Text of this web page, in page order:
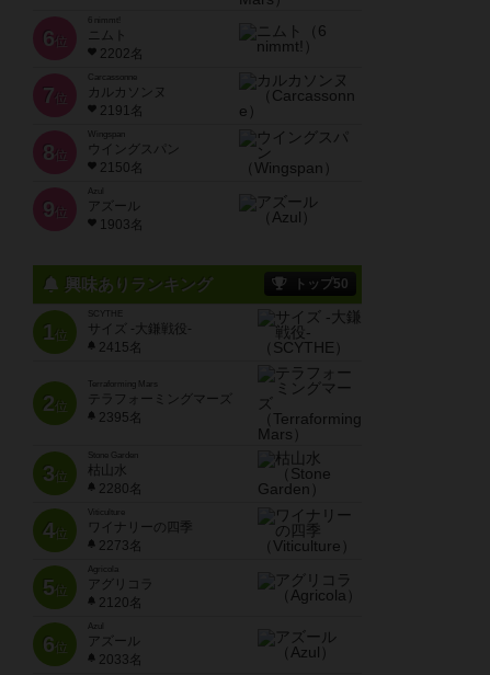
6 位
ニムト
2202名
7 位
Carcassonne
カルカソンヌ
2191名
8 位
Wingspan
ウイングスパン
2150名
9 位
Azul
アズール
1903名
興味ありランキング トップ50
1位
SCYTHE
サイズ -大鎌戦役-
2415名
2位
Terraforming Mars
テラフォーミングマーズ
2395名
3位
Stone Garden
枯山水
2280名
4位
Viticulture
ワイナリーの四季
2273名
5位
Agricola
アグリコラ
2120名
6位
Azul
アズール
2033名